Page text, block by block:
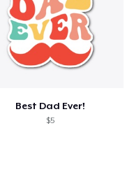
Best Dad Ever!
$5